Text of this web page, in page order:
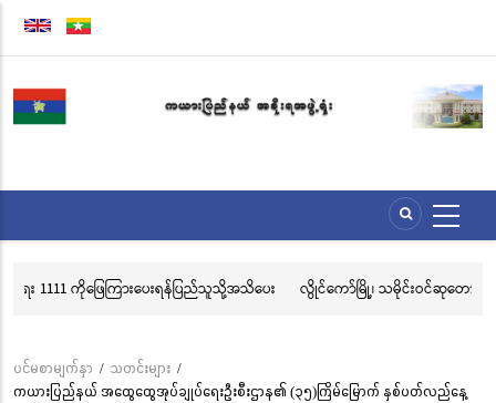
အဓိက
အကြောင်းအရာ
သွား
မည်
လွိုင်ကော်မြို့၊ သမိုင်းဝင်ဆုတောင်းပြည့် မြို့နာမ်ရွှေစေတီတော် လုံးတော်ပြည့်ရွှေ
ဘုံကထိန် အလှူတော်မင်္ဂလာအခမ်းအနား ကျင်းပ
Breadcrumb
ပင်မစာမျက်နှာ / သတင်းများ /
ကယားပြည်နယ် အထွေထွေအုပ်ချုပ်ရေးဦးစီးဌာန၏ (၃၅)ကြိမ်မြောက် နှစ်ပတ်လည်နေ့